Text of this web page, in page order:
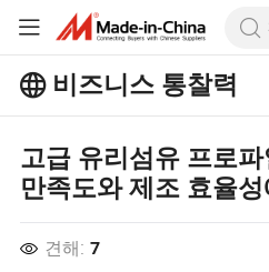
비즈니스 통찰력
더 많이보기
고급 유리섬유 프로
만족도와 제조 효율
견해: 7